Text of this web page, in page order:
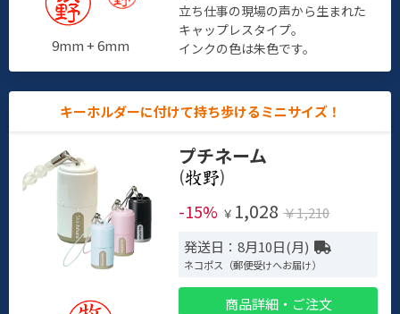
9mm + 6mm
立ち仕事の現場の声から生まれた
キャップレスタイプ。
インクの色は朱色です。
キーホルダーに付けて持ち歩けるミニサイズ！
プチネーム
(
)
-15% ￥ 1,028 ￥1,210
発送日：8月10日(月)
ネコポス（郵便受けへお届け）
商品詳細・ご注文